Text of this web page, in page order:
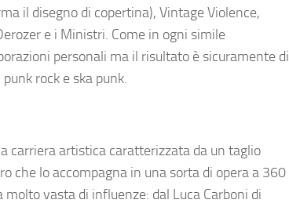
il disegno di copertina), Vintage Violence,
e i Ministri. Come in ogni simile
personali ma il risultato è sicuramente di
rock e ska punk.
carriera artistica caratterizzata da un taglio
che lo accompagna in una sorta di opera a 360
vasta di influenze: dal Luca Carboni di